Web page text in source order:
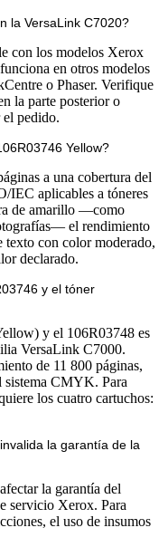
la VersaLink C7020?
con los modelos Xerox
en otros modelos
o Phaser. Verifique
la parte posterior o
el pedido.
Yellow?
a una cobertura del
IEC aplicables a tóneres
de amarillo —como
el rendimiento
texto con color moderado,
declarado.
y el tóner
y el 106R03748 es
VersaLink C7000.
de 11 800 páginas,
sistema CMYK. Para
los cuatro cartuchos:
la garantía de la
la garantía del
servicio Xerox. Para
el uso de insumos